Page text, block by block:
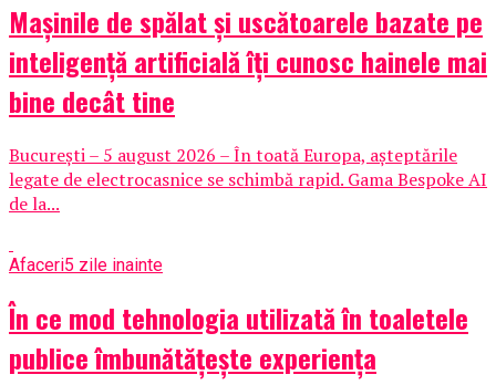
Mașinile de spălat și uscătoarele bazate pe
inteligență artificială îți cunosc hainele mai
bine decât tine
București – 5 august 2026 – În toată Europa, așteptările
legate de electrocasnice se schimbă rapid. Gama Bespoke AI
de la...
Afaceri5 zile inainte
În ce mod tehnologia utilizată în toaletele
publice îmbunătățește experiența